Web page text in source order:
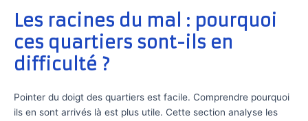
Les racines du mal : pourquoi
ces quartiers sont-ils en
difficulté ?
Pointer du doigt des quartiers est facile. Comprendre pourquoi
ils en sont arrivés là est plus utile. Cette section analyse les